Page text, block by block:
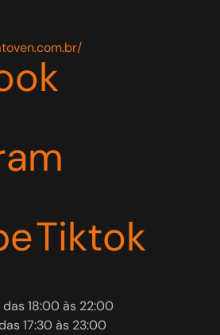
Tiktok
18:00 às 22:00
17:30 às 23:00